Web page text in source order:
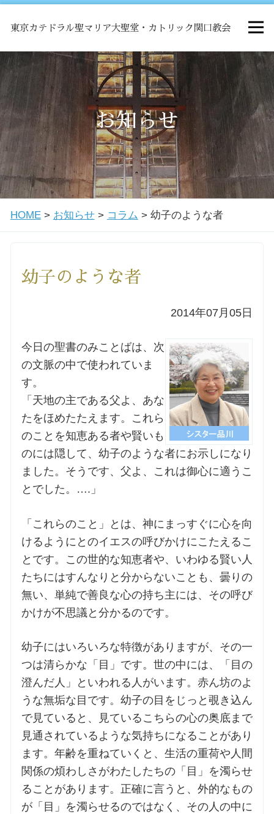
東京カテドラル聖マリア大聖堂・カトリック関口教会
HOME
ミサ
お知らせ
関口教会について
教会学校・中高生会
小池神父の講座
森田神父の講座
シスター中島の講座
教区カテキスタの講座
オルガンメディテーション
お問合せ
交通・アクセス
ご利用にあたって
交通・アクセス
お知らせ
HOME> お知らせ> コラム > 幼子のような者
幼子のような者
2014年07月05日
今日の聖書のみことばは、次
の文脈の中で使われていま
す。
「天地の主である父よ、あな
たをほめたたえます。これら
のことを知恵ある者や賢いも
のには隠して、幼子のような者にお示しになり
ました。そうです、父よ、これは御心に適うこ
とでした。….」
「これらのこと」とは、神にまっすぐに心を向
けるようにとのイエスの呼びかけにこたえるこ
とです。この世的な知恵者や、いわゆる賢い人
たちにはすんなりと分からないことも、曇りの
無い、単純で善良な心の持ち主には、その呼び
かけが不思議と分かるのです。
幼子にはいろいろな特徴がありますが、その一
つは清らかな「目」です。世の中には、「目の
澄んだ人」といわれる人がいます。赤ん坊のよ
うな無垢な目です。幼子の目をじっと覗き込ん
で見ていると、見ているこちらの心の奥底まで
見通されているような気持ちになることがあり
ます。年齢を重ねていくと、生活の重荷や人間
関係の煩わしさがわたしたちの「目」を濁らせ
ることがあります。正確に言うと、外的なもの
が「目」を濁らせるのではなく、その人の中に